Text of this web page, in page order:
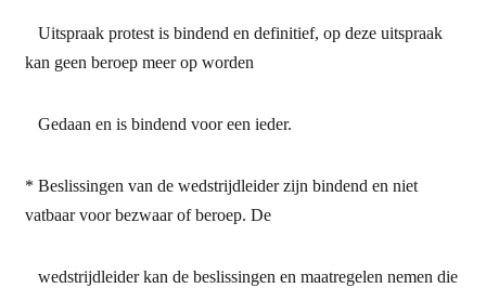
Uitspraak protest is bindend en definitief, op deze uitspraak
kan geen beroep meer op worden
Gedaan en is bindend voor een ieder.
* Beslissingen van de wedstrijdleider zijn bindend en niet
vatbaar voor bezwaar of beroep. De
wedstrijdleider kan de beslissingen en maatregelen nemen die